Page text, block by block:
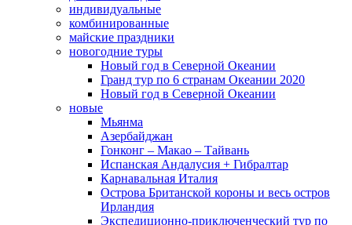
индивидуальные
комбинированные
майские праздники
новогодние туры
Новый год в Северной Океании
Гранд тур по 6 странам Океании 2020
Новый год в Северной Океании
новые
Мьянма
Азербайджан
Гонконг – Макао – Тайвань
Испанская Андалусия + Гибралтар
Карнавальная Италия
Острова Британской короны и весь остров
Ирландия
Экспедиционно-приключенческий тур по